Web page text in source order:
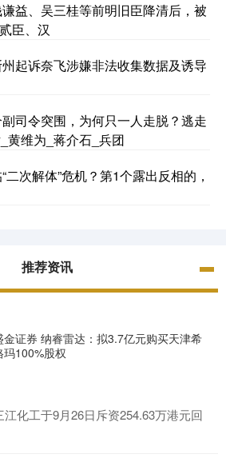
益、吴三桂等前明旧臣降清后，被
臣、汉
起诉奈飞涉嫌非法收集数据及诱导
司令突围，为何只一人走脱？逃走
黄维为_蒋介石_兵团
次解体”危机？第1个露出反相的，
推荐资讯
金证券 纳睿雷达：拟3.7亿元购买天津希
玛100%股权
化工于9月26日斥资254.63万港元回